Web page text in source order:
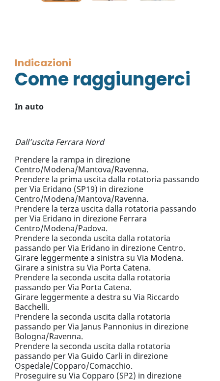
Indicazioni
Come raggiungerci
In auto
Dall’uscita Ferrara Nord
Prendere la rampa in direzione
Centro/Modena/Mantova/Ravenna.
Prendere la prima uscita dalla rotatoria passando
per Via Eridano (SP19) in direzione
Centro/Modena/Mantova/Ravenna.
Prendere la terza uscita dalla rotatoria passando
per Via Eridano in direzione Ferrara
Centro/Modena/Padova.
Prendere la seconda uscita dalla rotatoria
passando per Via Eridano in direzione Centro.
Girare leggermente a sinistra su Via Modena.
Girare a sinistra su Via Porta Catena.
Prendere la seconda uscita dalla rotatoria
passando per Via Porta Catena.
Girare leggermente a destra su Via Riccardo
Bacchelli.
Prendere la seconda uscita dalla rotatoria
passando per Via Janus Pannonius in direzione
Bologna/Ravenna.
Prendere la seconda uscita dalla rotatoria
passando per Via Guido Carli in direzione
Ospedale/Copparo/Comacchio.
Proseguire su Via Copparo (SP2) in direzione